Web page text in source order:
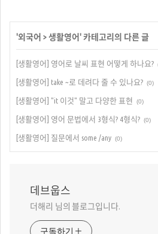
'외국어 >생활영어' 카테고리의 다른 글
[생활영어] 영어로 날씨 표현 어떻게 하나요?
[생활영어] take ~로 데려다 줄 수 있나요? (0)
[생활영어] "it 이것" 말고 다양한 표현 (0)
[생활영어] 영어 문법에서 3형식? 4형식? (0)
[생활영어] 질문에서 some /any (0)
데브웁스
더해리 님의 블로그입니다.
구독하기